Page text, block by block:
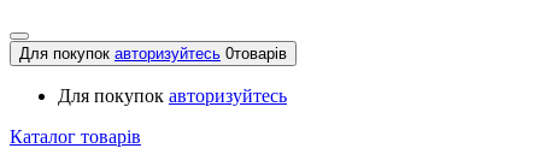
Для покупок авторизуйтесь 0товарів
Для покупок авторизуйтесь
Каталог товарів